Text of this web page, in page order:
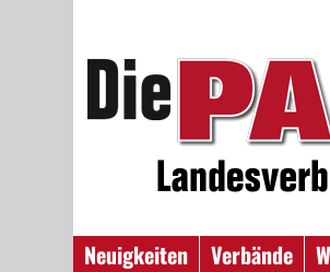
Neuigkeiten Verbände